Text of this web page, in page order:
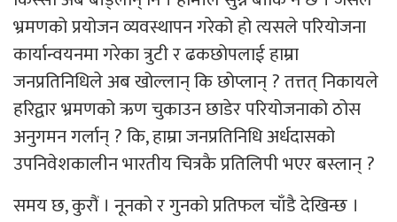
भ्रमणको प्रयोजन व्यवस्थापन गरेको हो त्यसले परियोजना
कार्यान्वयनमा गरेका त्रुटी र ढकछोपलाई हाम्रा
जनप्रतिनिधिले अब खोल्लान् कि छोप्लान् ? तत्तत् निकायले
हरिद्वार भ्रमणको ऋण चुकाउन छाडेर परियोजनाको ठोस
अनुगमन गर्लान् ? कि, हाम्रा जनप्रतिनिधि अर्धदासको
उपनिवेशकालीन भारतीय चित्रकै प्रतिलिपी भएर बस्लान् ?
समय छ, कुरौं । नूनको र गुनको प्रतिफल चाँडै देखिन्छ ।